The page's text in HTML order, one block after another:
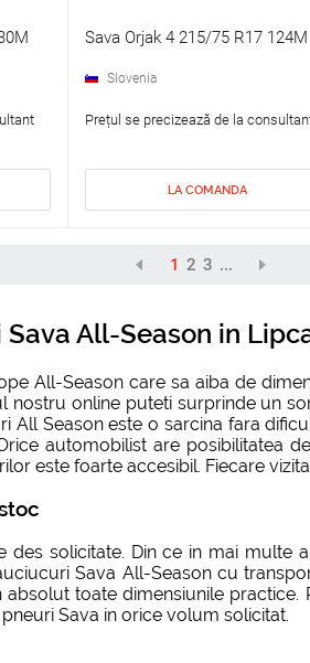
Sava Orjak 4 215/75 R17 124M
Slovenia
Prețul se precizează de la
LA COMANDA
1 2 3 ...
All-Season in
All-Season care sa aiba de
nostru online puteti surprinde un
Season este o sarcina fara
automobilist are posibilitatea
este foarte accesibil. Fiecare
solicitate. Din ce in mai
Sava All-Season cu
toate dimensiunile
Sava in orice volum solicitat.